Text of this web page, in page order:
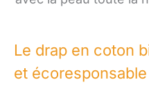
Le drap en coton
et écoresponsable